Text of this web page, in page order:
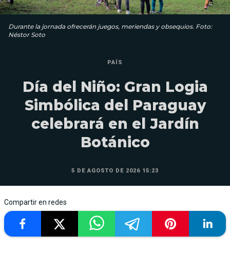
Durante la jornada ofrecerán juegos, meriendas y obsequios. Foto:
Néstor Soto
PAÍS
Día del Niño: Gran Logia
Simbólica del Paraguay
celebrará en el Jardín
Botánico
5 DE AGOSTO DE 2026 15:23
Compartir en redes